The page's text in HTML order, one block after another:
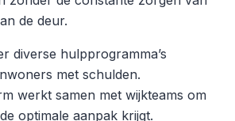
de deur.
diverse hulpprogramma’s
met schulden.
werkt samen met wijkteams om
optimale aanpak krijgt.